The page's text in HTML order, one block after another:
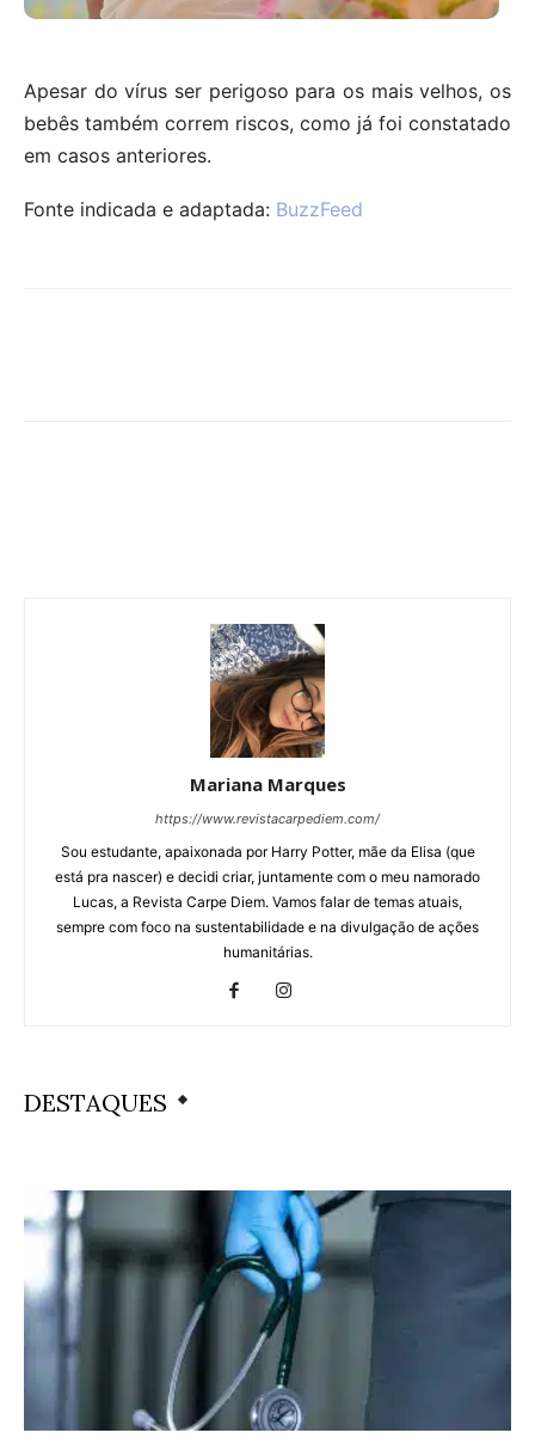
Apesar do vírus ser perigoso para os mais velhos, os
bebês também correm riscos, como já foi constatado
em casos anteriores.
Fonte indicada e adaptada: BuzzFeed
Mariana Marques
https://www.revistacarpediem.com/
Sou estudante, apaixonada por Harry Potter, mãe da Elisa (que
está pra nascer) e decidi criar, juntamente com o meu namorado
Lucas, a Revista Carpe Diem. Vamos falar de temas atuais,
sempre com foco na sustentabilidade e na divulgação de ações
humanitárias.
DESTAQUES